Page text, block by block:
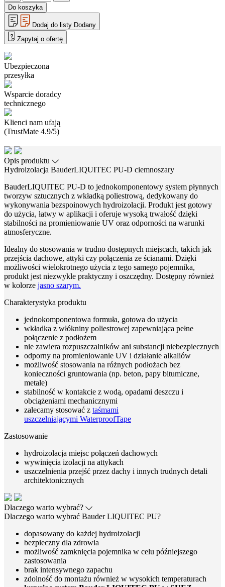
Do koszyka
Dodaj do listy Dodany
Zapytaj o ofertę
Ubezpieczona
przesyłka
Wsparcie doradcy
technicznego
Klienci nam ufają
(TrustMate 4.9/5)
Opis produktu
Hydroizolacja BauderLIQUITEC PU-D ciemnoszary
BauderLIQUITEC PU-D to jednokomponentowy system płynnych
tworzyw sztucznych z wkładką poliestrową, dedykowany do
wykonywania bezspoinowych hydroizolacji. Produkt jest gotowy
do użycia, łatwy w aplikacji i oferuje wysoką trwałość dzięki
stabilności na promieniowanie UV oraz odporności na warunki
atmosferyczne.
Idealny do stosowania w trudno dostępnych miejscach, takich jak
przejścia dachowe, attyki czy połączenia ze ścianami. Dzięki
możliwości wielokrotnego użycia z tego samego pojemnika,
produkt jest niezwykle praktyczny i oszczędny. Dostępny również
w kolorze jasno szarym.
Charakterystyka produktu
jednokomponentowa formuła, gotowa do użycia
wkładka z włókniny poliestrowej zapewniająca pełne
połączenie z podłożem
nie zawiera rozpuszczalników ani substancji niebezpiecznych
odporny na promieniowanie UV i działanie alkaliów
możliwość stosowania na różnych podłożach bez
konieczności gruntowania (np. beton, papy bitumiczne,
metale)
stabilność w kontakcie z wodą, opadami deszczu i
obciążeniami mechanicznymi
zalecamy stosować z taśmami
uszczelniającymi WaterproofTape
Zastosowanie
hydroizolacja miejsc połączeń dachowych
wywinięcia izolacji na attykach
uszczelnienia przejść przez dachy i innych trudnych detali
architektonicznych
Dlaczego warto wybrać?
Dlaczego warto wybrać Bauder LIQUITEC PU?
dopasowany do każdej hydroizolacji
bezpieczny dla zdrowia
możliwość zamknięcia pojemnika w celu późniejszego
zastosowania
brak intensywnego zapachu
zdolność do montażu również w wysokich temperaturach